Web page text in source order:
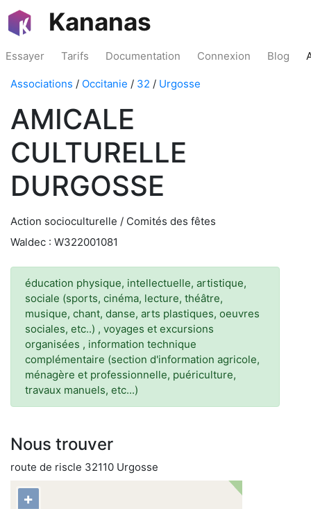
Kananas
Essayer Tarifs Documentation Connexion Blog
Associations / Occitanie / 32 / Urgosse
AMICALE
CULTURELLE
DURGOSSE
Action socioculturelle / Comités des fêtes
Waldec : W322001081
éducation physique, intellectuelle, artistique,
sociale (sports, cinéma, lecture, théâtre,
musique, chant, danse, arts plastiques, oeuvres
sociales, etc..) , voyages et excursions
organisées , information technique
complémentaire (section d'information agricole,
ménagère et professionnelle, puériculture,
travaux manuels, etc...)
Nous trouver
route de riscle 32110 Urgosse
+